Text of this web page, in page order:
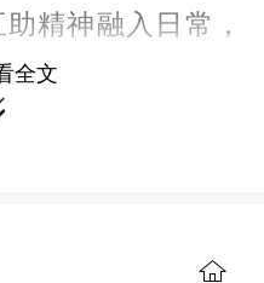
精神融入日常，
馨热闹场景，生
统美德。
全文